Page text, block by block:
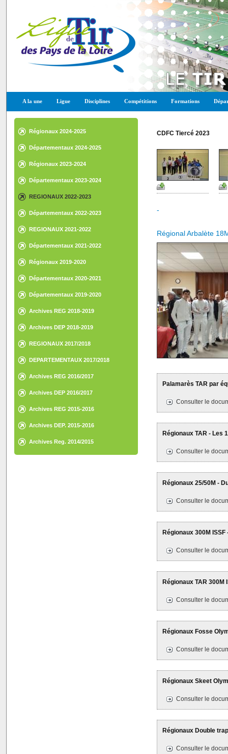
A la une Ligue Disciplines Compétitions Formations
Régionaux 2024-2025
Départementaux 2024-2025
Régionaux 2023-2024
Départementaux 2023-2024
REGIONAUX 2022-2023
Départementaux 2022-2023
REGIONAUX 2021-2022
Départementaux 2021-2022
Régionaux 2019-2020
Départementaux 2020-2021
Départementaux 2019-2020
Archives REG 2018-2019
Archives DEP 2018-2019
REGIONAUX 2017/2018
DEPARTEMENTAUX 2017/2018
Archives REG 2016/2017
Archives DEP 2016/2017
Archives REG 2015-2016
Archives DEP. 2015-2016
Archives Reg. 2014/2015
CDFC Tiercé 2023
-
Régional Arbalète
Palamarès TAR par
Consulter le
Régionaux TAR - Les
Consulter le
Régionaux 25/50M -
Consulter le
Régionaux 300M
Consulter le
Régionaux TAR 300M
Consulter le
Régionaux Fosse
Consulter le
Régionaux Skeet
Consulter le
Régionaux Double
Consulter le